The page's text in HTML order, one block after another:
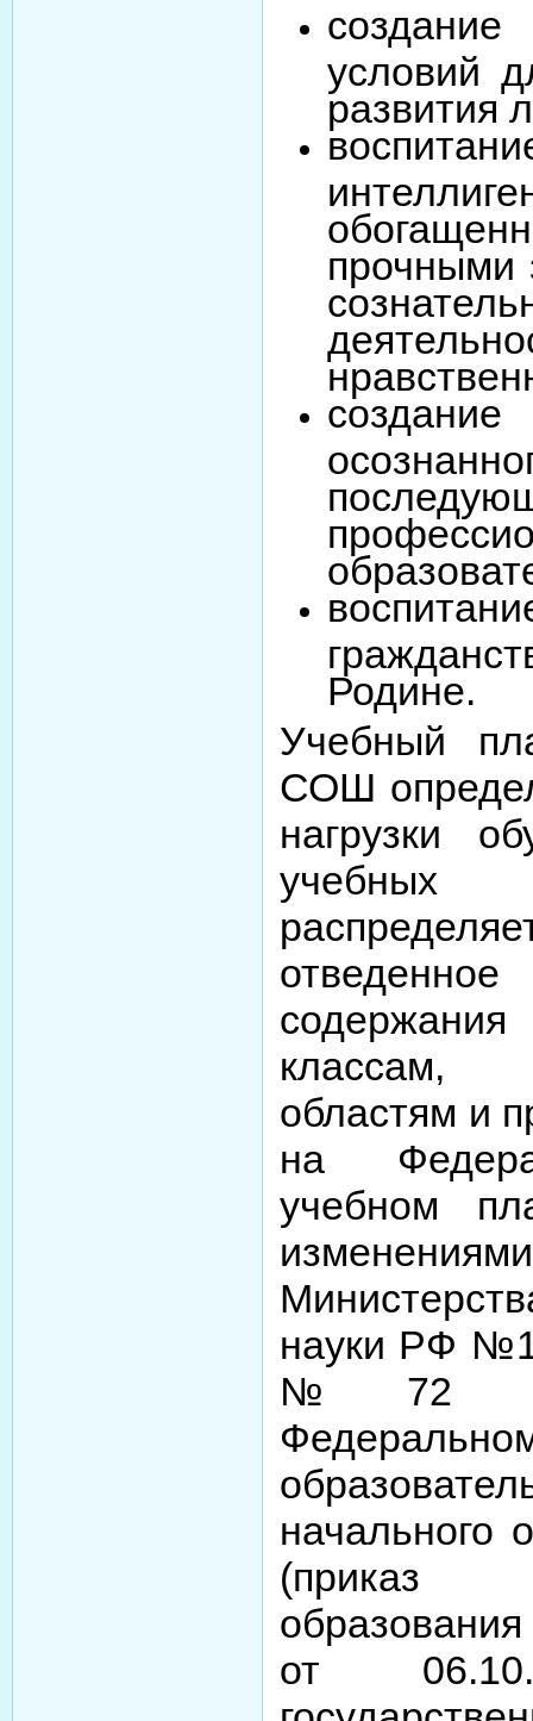
условий
развития
прочными
Родине.
Учебный
СОШ
нагрузки
классам,
областям и
на
учебном
науки РФ
№72 от
начального
(приказ
от